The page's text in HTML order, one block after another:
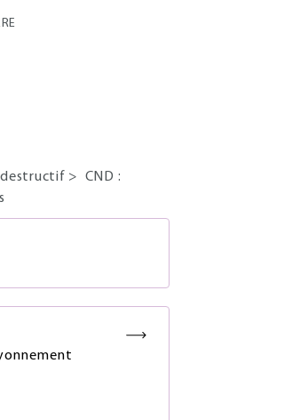
> CND :